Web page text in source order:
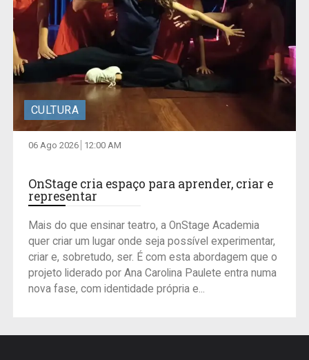
CULTURA
06 Ago 2026 12:00 AM
OnStage cria espaço para aprender, criar e
representar
Mais do que ensinar teatro, a OnStage Academia
quer criar um lugar onde seja possível experimentar,
criar e, sobretudo, ser. É com esta abordagem que o
projeto liderado por Ana Carolina Paulete entra numa
nova fase, com identidade própria e...